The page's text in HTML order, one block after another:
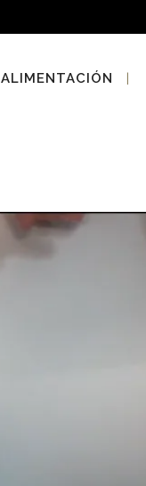
ALIMENTACIÓN